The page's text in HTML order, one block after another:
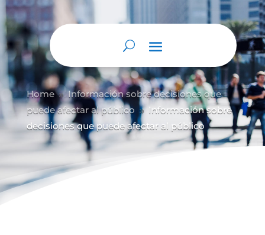
Home 9 Información sobre decisiones que
puede afectar al público 9 Información sobre
decisiones que puede afectar al público